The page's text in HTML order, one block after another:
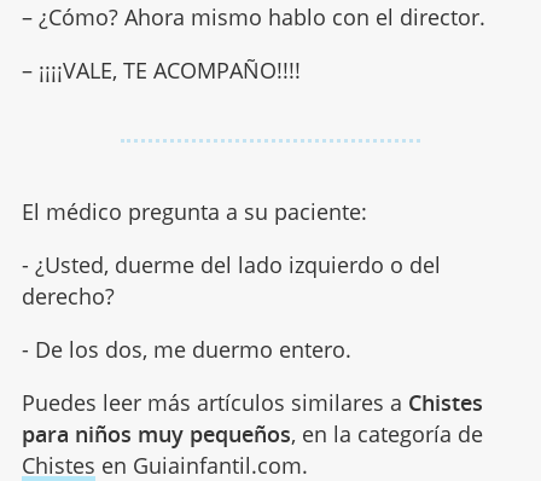
– ¿Cómo? Ahora mismo hablo con el director.
– ¡¡¡¡VALE, TE ACOMPAÑO!!!!
El médico pregunta a su paciente:
- ¿Usted, duerme del lado izquierdo o del
derecho?
- De los dos, me duermo entero.
Puedes leer más artículos similares a Chistes
para niños muy pequeños, en la categoría de
Chistes en Guiainfantil.com.